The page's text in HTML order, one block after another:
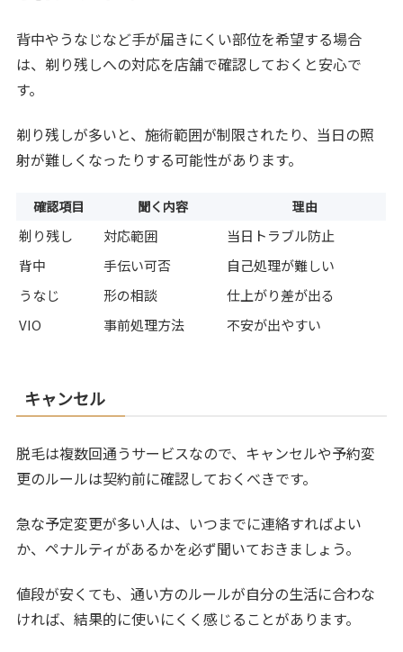
背中やうなじなど手が届きにくい部位を希望する場合
は、剃り残しへの対応を店舗で確認しておくと安心で
す。
剃り残しが多いと、施術範囲が制限されたり、当日の照
射が難しくなったりする可能性があります。
確認項目 聞く内容 理由
剃り残し 対応範囲
当日トラブル防止
背中
手伝い可否
自己処理が難しい
うなじ
形の相談
仕上がり差が出る
VIO
事前処理方法 不安が出やすい
キャンセル
脱毛は複数回通うサービスなので、キャンセルや予約変
更のルールは契約前に確認しておくべきです。
急な予定変更が多い人は、いつまでに連絡すればよい
か、ペナルティがあるかを必ず聞いておきましょう。
値段が安くても、通い方のルールが自分の生活に合わな
ければ、結果的に使いにくく感じることがあります。